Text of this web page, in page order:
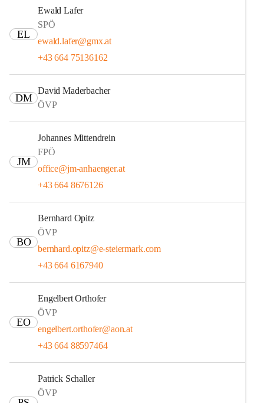
EL
Ewald Lafer
SPÖ
ewald.lafer@gmx.at
+43 664 75136162
DM
David Maderbacher
ÖVP
JM
Johannes Mittendrein
FPÖ
office@jm-anhaenger.at
+43 664 8676126
BO
Bernhard Opitz
ÖVP
bernhard.opitz@e-steiermark.com
+43 664 6167940
EO
Engelbert Orthofer
ÖVP
engelbert.orthofer@aon.at
+43 664 88597464
Patrick Schaller
ÖVP